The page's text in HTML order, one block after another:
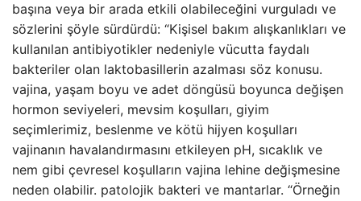
başına veya bir arada etkili olabileceğini vurguladı ve
sözlerini şöyle sürdürdü: “Kişisel bakım alışkanlıkları ve
kullanılan antibiyotikler nedeniyle vücutta faydalı
bakteriler olan laktobasillerin azalması söz konusu.
vajina, yaşam boyu ve adet döngüsü boyunca değişen
hormon seviyeleri, mevsim koşulları, giyim
seçimlerimiz, beslenme ve kötü hijyen koşulları
vajinanın havalandırmasını etkileyen pH, sıcaklık ve
nem gibi çevresel koşulların vajina lehine değişmesine
neden olabilir. patolojik bakteri ve mantarlar. “Örneğin